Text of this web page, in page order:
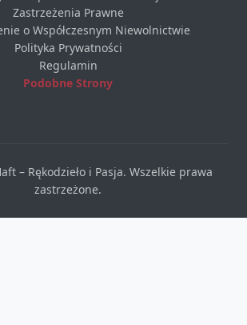
Zastrzeżenia Prawne
o Współczesnym Niewolnictwie
Polityka Prywatności
Regulamin
Podobne Strony
– Rękodzieło i Pasja. Wszelkie prawa
zastrzeżone.